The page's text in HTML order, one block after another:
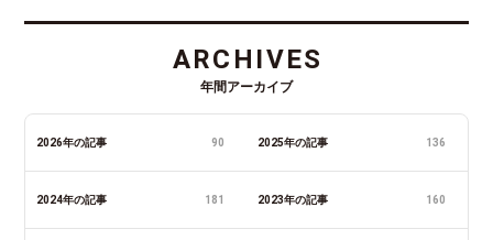
ARCHIVES
年間アーカイブ
2026年の記事 90 2025年の記事 136
2024年の記事 181 2023年の記事 160